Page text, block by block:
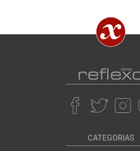
CATEGORIAS